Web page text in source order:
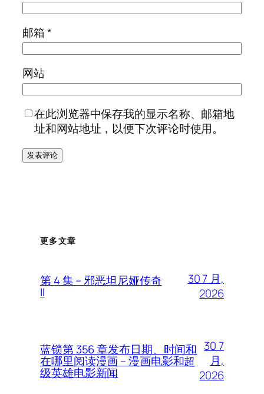
邮箱*
网站
在此浏览器中保存我的显示名称、邮箱地
址和网站地址，以便下次评论时使用。
更多文章
第 4 集 – 邪恶坦尼娅传奇
II
30 7 月,
2026
蓝锁第 356 章发布日期、时间和
在哪里阅读漫画 – 漫画电影和超
级英雄电影新闻
30 7
月,
2026